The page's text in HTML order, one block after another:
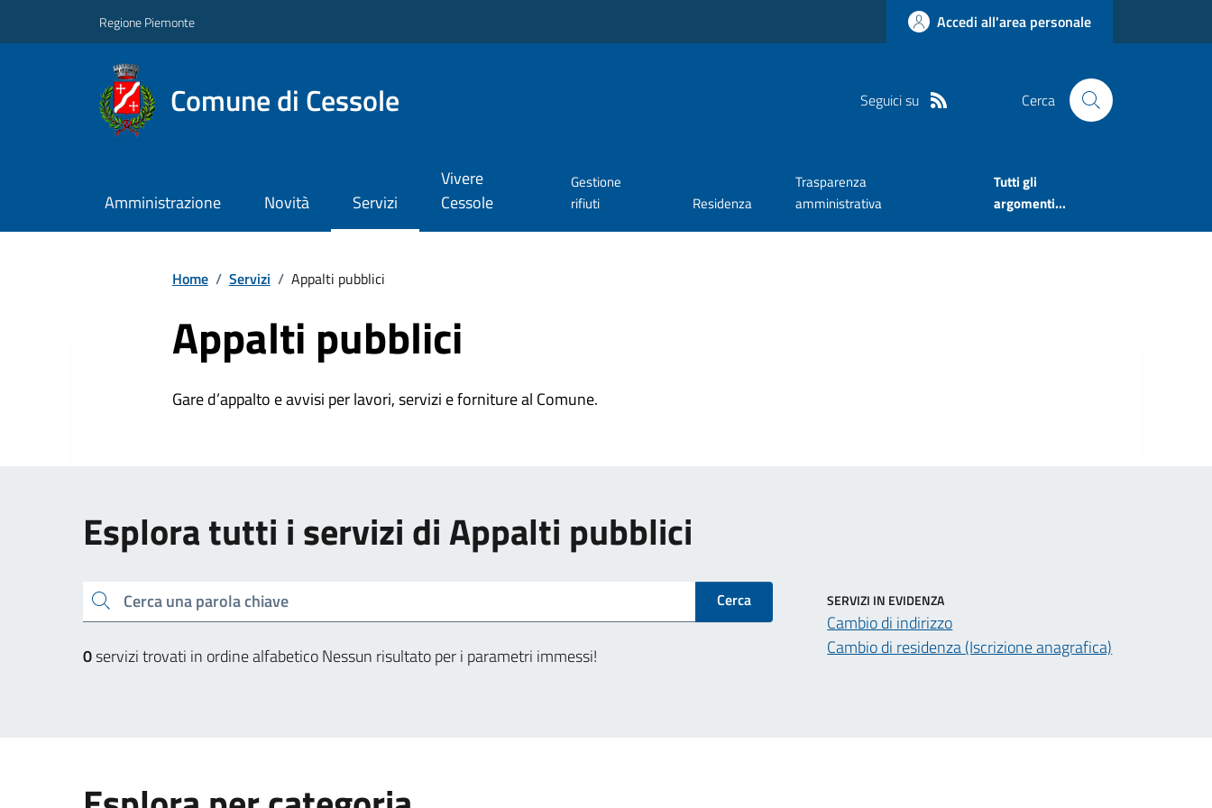
Regione Piemonte Accedi all'area personale
Comune di Cessole Seguici su Cerca
Amministrazione Novità Servizi
Vivere
Cessole
Gestione
rifiuti
Residenza
Trasparenza
amministrativa
Tutti gli
argomenti...
Home / Servizi / Appalti pubblici
Appalti pubblici
Gare d’appalto e avvisi per lavori, servizi e forniture al Comune.
Esplora tutti i servizi di Appalti pubblici
Cerca una parola chiave Cerca
0servizi trovati in ordine alfabeticoNessun risultato per i parametri immessi!
SERVIZI IN EVIDENZA
Cambio di indirizzo
Cambio di residenza (Iscrizione anagrafica)